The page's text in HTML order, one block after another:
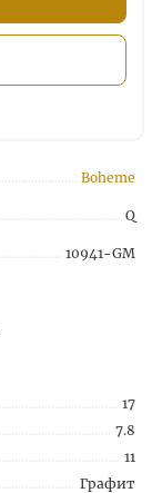
Boheme
Q
10941-GM
17
7.8
11
Графит